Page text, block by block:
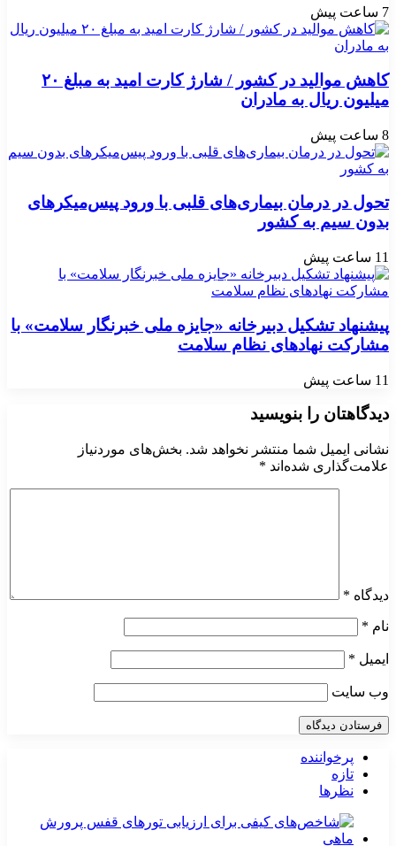
7 ساعت پیش
کاهش موالید در کشور / شارژ کارت امید به مبلغ ۲۰
میلیون ریال به مادران
8 ساعت پیش
تحول در درمان بیماری‌های قلبی با ورود پیس‌میکرهای
بدون سیم به کشور
11 ساعت پیش
پیشنهاد تشکیل دبیرخانه «جایزه ملی خبرنگار سلامت» با
مشارکت نهادهای نظام سلامت
11 ساعت پیش
دیدگاهتان را بنویسید
نشانی ایمیل شما منتشر نخواهد شد. بخش‌های موردنیاز
علامت‌گذاری شده‌اند *
دیدگاه *
نام *
ایمیل *
وب‌ سایت
پرخواننده
تازه
نظرها